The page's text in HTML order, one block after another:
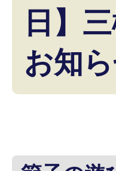
日】
お知